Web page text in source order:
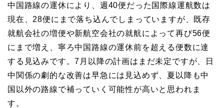
中国路線の運休により、週40便だった国際線運航数は
現在、28便にまで落ち込んでしまっていますが、既存
就航会社の増便や新航空会社の就航によって再び56便
にまで増え、寧ろ中国路線の運休前を超える便数に達
する見込みです。7月以降の計画はまだ未定ですが、日
中関係の劇的な改善は早急には見込めず、夏以降も中
国以外の路線で補っていく可能性が高いと思われま
す。